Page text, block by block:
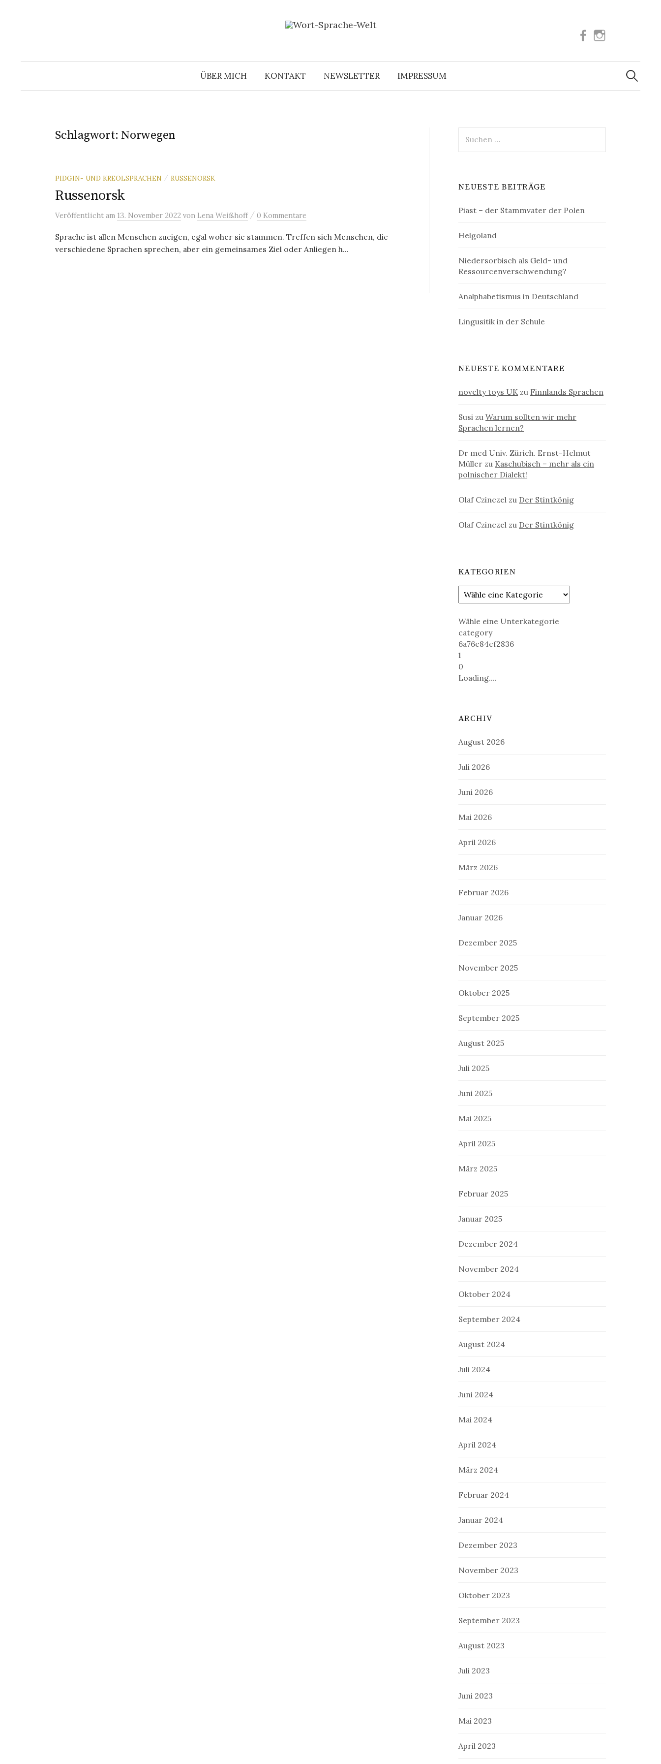
Facebook
ÜBER MICH KONTAKT NEWSLETTER IMPRESSUM
Suchen
nach:
Schlagwort: Norwegen
PIDGIN- UND KREOLSPRACHEN / RUSSENORSK
Russenorsk
Veröffentlicht am 13. November 2022 von Lena Weißhoff / 0 Kommentare
Sprache ist allen Menschen zueigen, egal woher sie stammen. Treffen sich Menschen, die
verschiedene Sprachen sprechen, aber ein gemeinsames Ziel oder Anliegen h...
nach:
NEUESTE BEITRÄGE
Piast – der Stammvater der Polen
Helgoland
Niedersorbisch als Geld- und
Ressourcenverschwendung?
Analphabetismus in Deutschland
Lingusitik in der Schule
NEUESTE KOMMENTARE
novelty toys UK zu Finnlands Sprachen
Susi zuWarum sollten wir mehr
Sprachen lernen?
Dr med Univ. Zürich. Ernst-Helmut
Müller zu Kaschubisch – mehr als ein
polnischer Dialekt!
Olaf Czinczel zu Der Stintkönig
Olaf Czinczel zu Der Stintkönig
KATEGORIEN
Wähle eine Unterkategorie
category
6a76e84ef2836
1
0
Loading....
ARCHIV
August 2026
Juli 2026
Juni 2026
Mai 2026
April 2026
März 2026
Februar 2026
Januar 2026
Dezember 2025
November 2025
Oktober 2025
September 2025
August 2025
Juli 2025
Juni 2025
Mai 2025
April 2025
März 2025
Februar 2025
Januar 2025
Dezember 2024
November 2024
Oktober 2024
September 2024
August 2024
Juli 2024
Juni 2024
Mai 2024
April 2024
März 2024
Februar 2024
Januar 2024
Dezember 2023
November 2023
Oktober 2023
September 2023
August 2023
Juli 2023
Juni 2023
Mai 2023
April 2023